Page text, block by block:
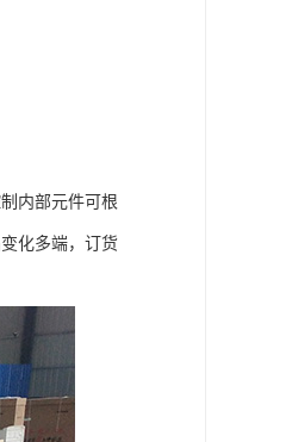
内部元件可根
化多端，订货